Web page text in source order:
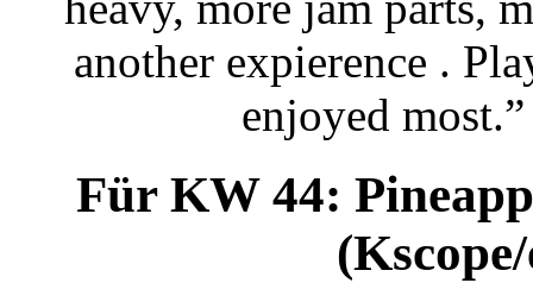
another expierence .
enjoyed
Für KW 44: